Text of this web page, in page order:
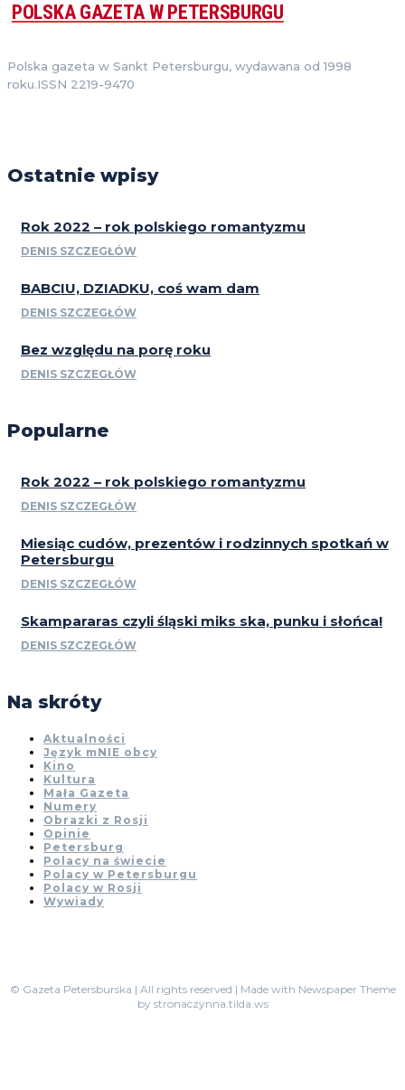
POLSKA GAZETA W PETERSBURGU
Polska gazeta w Sankt Petersburgu, wydawana od 1998
roku.ISSN 2219-9470
Ostatnie wpisy
Rok 2022 – rok polskiego romantyzmu
DENIS SZCZEGŁÓW
BABCIU, DZIADKU, coś wam dam
DENIS SZCZEGŁÓW
Bez względu na porę roku
DENIS SZCZEGŁÓW
Popularne
Rok 2022 – rok polskiego romantyzmu
DENIS SZCZEGŁÓW
Miesiąc cudów, prezentów i rodzinnych spotkań w
Petersburgu
DENIS SZCZEGŁÓW
Skampararas czyli śląski miks ska, punku i słońca!
DENIS SZCZEGŁÓW
Na skróty
Aktualności
Język mNIE obcy
Kino
Kultura
Mała Gazeta
Numery
Obrazki z Rosji
Opinie
Petersburg
Polacy na świecie
Polacy w Petersburgu
Polacy w Rosji
Wywiady
© Gazeta Petersburska | All rights reserved | Made with Newspaper Theme
by stronaczynna.tilda.ws